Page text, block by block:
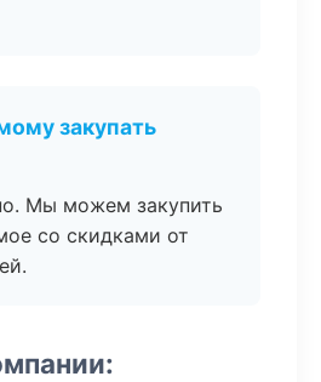
закупать
Мы можем закупить
со скидками от